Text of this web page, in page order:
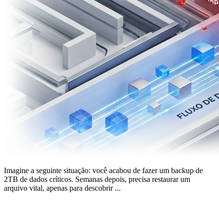
Imagine a seguinte situação: você acabou de fazer um backup de
2TB de dados críticos. Semanas depois, precisa restaurar um
arquivo vital, apenas para descobrir ...